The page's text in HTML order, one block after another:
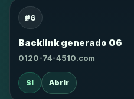
#6
Backlink generado 06
0120-74-4510.com
SI Abrir